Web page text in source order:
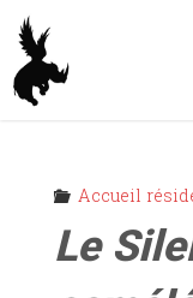
Skip
content
Accueil
Le